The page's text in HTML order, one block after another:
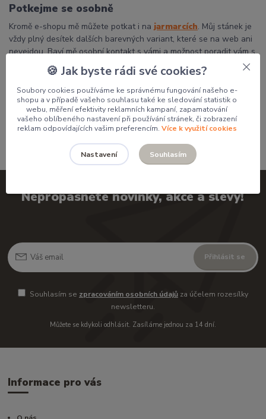
Potkejme se osobně
Kromě e-shopu mě můžete potkat i na jarmarcích. Můj stánek je
vždy plný desítek dalších barevných variant, které se na web ani
nevejdou. Baví mě osobní kontakt s vámi a možnost poradit vám s
výběrem přímo na místě.
Děkuji, že podporujete poctivou českou tvorbu a dáváte mým
výrobkům domov.
Pavlína
Nepropásněte novinky, akce a slevy!
Přihlásit se
Souhlasím se zpracováním osobních údajůza účelem rozesílky
newsletteru.
Můžete se kdykoli odhlásit. Zasíláme jednou za 14 dní.
Informace pro vás
🍪 Jak byste rádi své cookies?
Soubory cookies používáme ke správnému fungování našeho e-
shopu a v případě vašeho souhlasu také ke sledování statistik o
webu, měření efektivity reklamních kampaní, zapamatování
vašeho oblíbeného nastavení při používání stránek, či zobrazení
reklam odpovídajících vašim preferencím. Více k využití cookies
Nastavení Souhlasím